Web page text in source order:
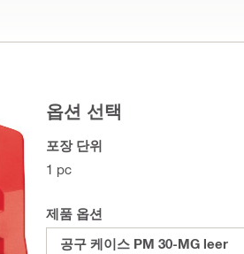
옵션 선택
포장 단위
1 pc
제품 옵션
공구 케이스 PM 30-MG leer